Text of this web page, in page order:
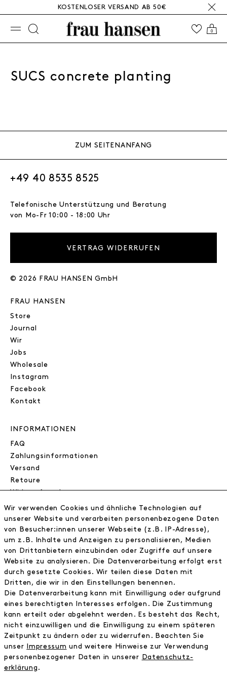
KOSTENLOSER VERSAND AB 50€
0
☰
SUCS concrete planting
ZUM SEITENANFANG
+49 40 8535 8525
Telefonische Unterstützung und Beratung
von Mo-Fr 10:00 - 18:00 Uhr
VERTRAG WIDERRUFEN
© 2026 FRAU HANSEN GmbH
FRAU HANSEN
Store
Journal
Wir
Jobs
Wholesale
Instagram
Facebook
Kontakt
INFORMATIONEN
FAQ
Zahlungsinformationen
Versand
Retoure
Widerrufsrecht
Datenschutz
AGB
Impressum
NEWSLETTER
Erhalte exklusive Neuigkeiten!
Ich bestätige die Datenschutzbestimmung
* inkl. MwSt. zzgl. Versandkosten
Wir verwenden Cookies und ähnliche Technologien auf
unserer Website und verarbeiten personenbezogene Daten
von Besucher:innen unserer Webseite (z.B. IP-Adresse),
um z.B. Inhalte und Anzeigen zu personalisieren, Medien
von Drittanbietern einzubinden oder Zugriffe auf unsere
Website zu analysieren. Die Datenverarbeitung erfolgt erst
durch gesetzte Cookies. Wir teilen diese Daten mit
Dritten, die wir in den Einstellungen benennen.
Die Datenverarbeitung kann mit Einwilligung oder aufgrund
eines berechtigten Interesses erfolgen. Die Zustimmung
kann erteilt oder abgelehnt werden. Es besteht das Recht,
nicht einzuwilligen und die Einwilligung zu einem späteren
Zeitpunkt zu ändern oder zu widerrufen. Beachten Sie
unser
Impressum und weitere Hinweise zur Verwendung
personenbezogener Daten in unserer
Daten­schutz­
erklärung .